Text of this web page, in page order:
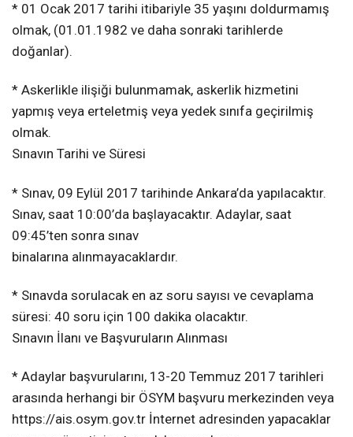
* 01 Ocak 2017 tarihi itibariyle 35 yaşını doldurmamış
olmak, (01.01.1982 ve daha sonraki tarihlerde
doğanlar).
* Askerlikle ilişiği bulunmamak, askerlik hizmetini
yapmış veya erteletmiş veya yedek sınıfa geçirilmiş
olmak.
Sınavın Tarihi ve Süresi
* Sınav, 09 Eylül 2017 tarihinde Ankara’da yapılacaktır.
Sınav, saat 10:00’da başlayacaktır. Adaylar, saat
09:45’ten sonra sınav
binalarına alınmayacaklardır.
* Sınavda sorulacak en az soru sayısı ve cevaplama
süresi: 40 soru için 100 dakika olacaktır.
Sınavın İlanı ve Başvuruların Alınması
* Adaylar başvurularını, 13-20 Temmuz 2017 tarihleri
arasında herhangi bir ÖSYM başvuru merkezinden veya
https://ais.osym.gov.tr İnternet adresinden yapacaklar